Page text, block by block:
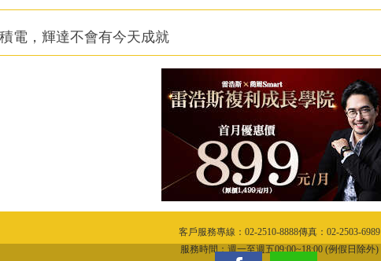
電，輝達不會有今天成就
客戶服務專線：02-2510-8888傳真：02-2503-6989
服務時間：週一至週五09:00~18:00 (例假日除外)